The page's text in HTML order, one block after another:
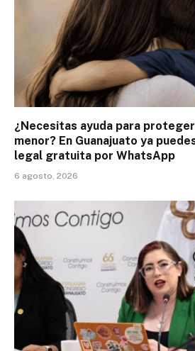
¿Necesitas ayuda para
menor? En Guanajuato ya
legal gratuita por WhatsApp
6 agosto, 2026